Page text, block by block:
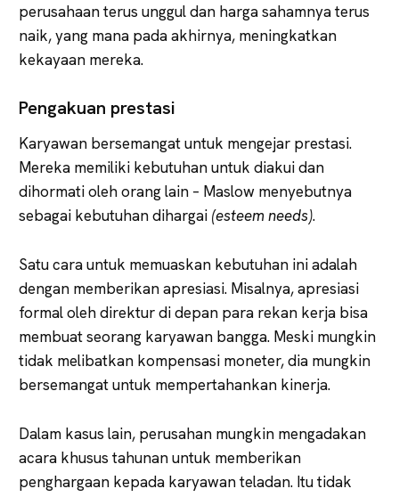
perusahaan terus unggul dan harga sahamnya terus
naik, yang mana pada akhirnya, meningkatkan
kekayaan mereka.
Pengakuan prestasi
Karyawan bersemangat untuk mengejar prestasi.
Mereka memiliki kebutuhan untuk diakui dan
dihormati oleh orang lain – Maslow menyebutnya
sebagai kebutuhan dihargai (esteem needs).
Satu cara untuk memuaskan kebutuhan ini adalah
dengan memberikan apresiasi. Misalnya, apresiasi
formal oleh direktur di depan para rekan kerja bisa
membuat seorang karyawan bangga. Meski mungkin
tidak melibatkan kompensasi moneter, dia mungkin
bersemangat untuk mempertahankan kinerja.
Dalam kasus lain, perusahan mungkin mengadakan
acara khusus tahunan untuk memberikan
penghargaan kepada karyawan teladan. Itu tidak